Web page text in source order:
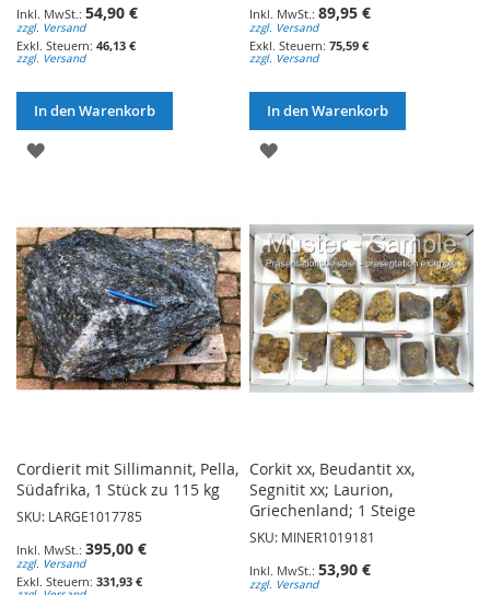
54,90 €
zzgl. Versand
46,13 €
zzgl. Versand
In den Warenkorb
ZUR
HINZUFÜGEN
89,95 €
zzgl. Versand
75,59 €
zzgl. Versand
In den Warenkorb
ZUR
HINZUFÜGEN
Cordierit mit Sillimannit, Pella,
Südafrika, 1 Stück zu 115 kg
SKU: LARGE1017785
395,00 €
zzgl. Versand
331,93 €
Corkit xx, Beudantit xx,
Segnitit xx; Laurion,
Griechenland; 1 Steige
SKU: MINER1019181
53,90 €
zzgl. Versand